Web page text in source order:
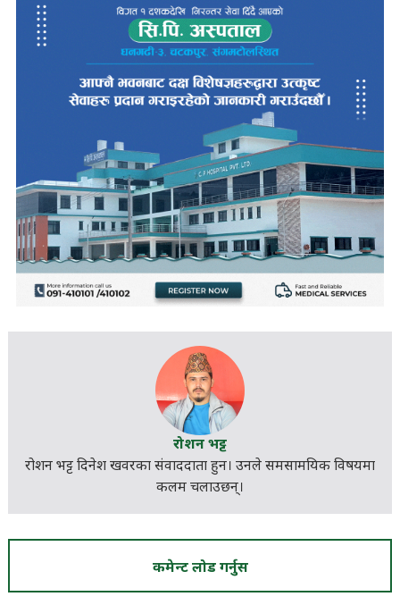
रोशन भट्ट
रोशन भट्ट दिनेश खवरका संवाददाता हुन। उनलेसमसामयिकविषयमा
कलम चलाउछन्।
कमेन्ट लोड गर्नुस